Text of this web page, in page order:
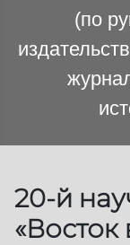
(по
20-й
«Восток